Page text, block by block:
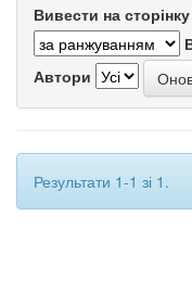
Вивести на сторінку
Автори
Результати 1-1 зі 1.